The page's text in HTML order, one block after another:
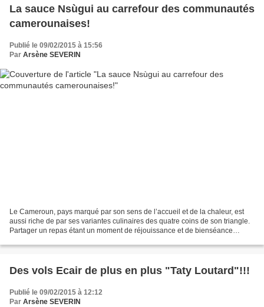
La sauce Nsùgui au carrefour des communautés
camerounaises!
Publié le 09/02/2015 à 15:56
Par Arsène SEVERIN
Le Cameroun, pays marqué par son sens de l’accueil et de la chaleur, est
aussi riche de par ses variantes culinaires des quatre coins de son triangle.
Partager un repas étant un moment de réjouissance et de bienséance
Des vols Ecair de plus en plus "Taty Loutard"!!!
Publié le 09/02/2015 à 12:12
Par Arsène SEVERIN